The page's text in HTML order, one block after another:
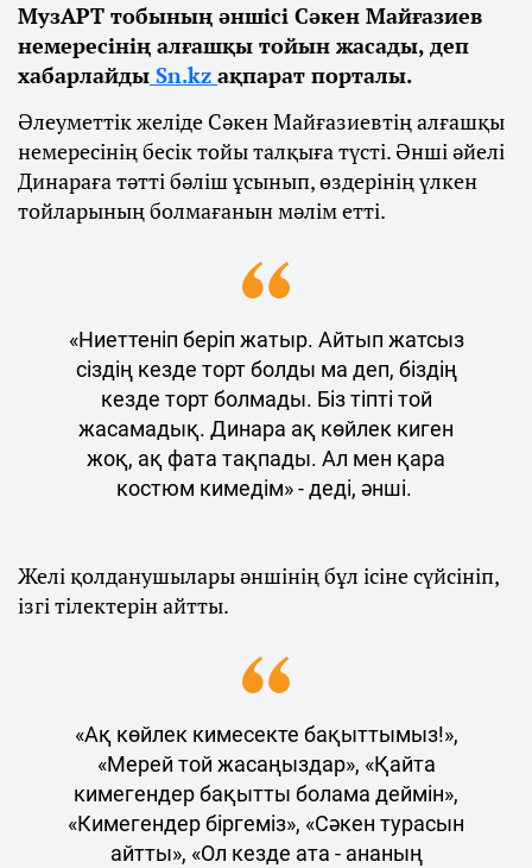
МузАРТ тобының әншісі Сәкен Майғазиев
немересінің алғашқы тойын жасады, деп
хабарлайды Sn.kz ақпарат порталы.
Әлеуметтік желіде Сәкен Майғазиевтің алғашқы
немересінің бесік тойы талқыға түсті. Әнші әйелі
Динараға тәтті бәліш ұсынып, өздерінің үлкен
тойларының болмағанын мәлім етті.
«Ниеттеніп беріп жатыр. Айтып жатсыз
сіздің кезде торт болды ма деп, біздің
кезде торт болмады. Біз тіпті той
жасамадық. Динара ақ көйлек киген
жоқ, ақ фата тақпады. Ал мен қара
костюм кимедім» - деді, әнші.
Желі қолданушылары әншінің бұл ісіне сүйсініп,
ізгі тілектерін айтты.
«Ақ көйлек кимесекте бақыттымыз!»,
«Мерей той жасаңыздар», «Қайта
кимегендер бақытты болама деймін»,
«Кимегендер біргеміз», «Сәкен турасын
айтты», «Ол кезде ата - ананың